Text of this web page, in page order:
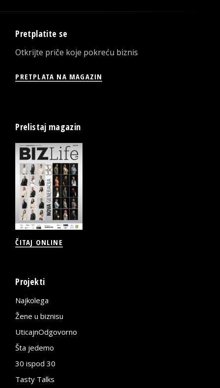
Pretplatite se
Otkrijte priče koje pokreću biznis
PRETPLATA NA MAGAZIN
Prelistaj magazin
ČITAJ ONLINE
Projekti
Najkolega
Žene u biznisu
UticajnOdgovorno
Šta jedemo
30 ispod 30
Tasty Talks